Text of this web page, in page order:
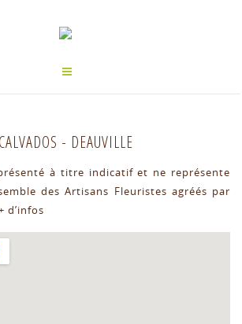
CALVADOS - DEAUVILLE
à titre indicatif et ne représente
des Artisans Fleuristes agréés par
d’infos